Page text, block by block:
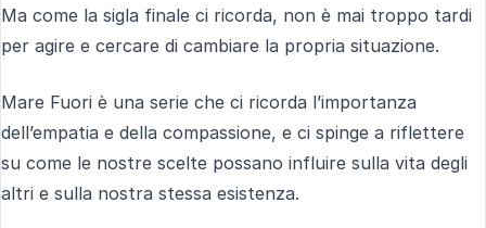
Ma come la sigla finale ci ricorda, non è mai troppo tardi
per agire e cercare di cambiare la propria situazione.
Mare Fuori è una serie che ci ricorda l’importanza
dell’empatia e della compassione, e ci spinge a riflettere
su come le nostre scelte possano influire sulla vita degli
altri e sulla nostra stessa esistenza.